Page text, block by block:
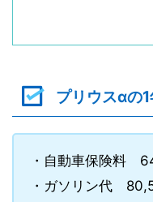
プリウスαの
・自動車保険料
・ガソリン代